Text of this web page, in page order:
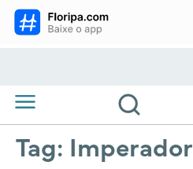
Tag: Imperador